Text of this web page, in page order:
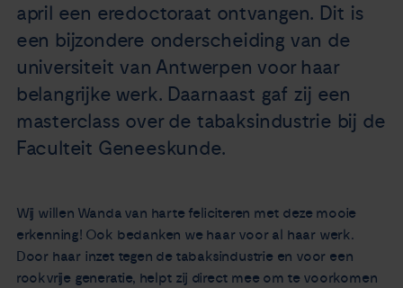
Agenda
Over ons
Zorgverleners
april een eredoctoraat ontvangen. Dit is
een bijzondere onderscheiding van de
universiteit van Antwerpen voor haar
belangrijke werk. Daarnaast gaf zij een
masterclass over de tabaksindustrie bij de
Faculteit Geneeskunde.
Wij willen Wanda van harte feliciteren met deze mooie
erkenning! Ook bedanken we haar voor al haar werk.
Door haar inzet tegen de tabaksindustrie en voor een
rookvrije generatie, helpt zij direct mee om te voorkomen